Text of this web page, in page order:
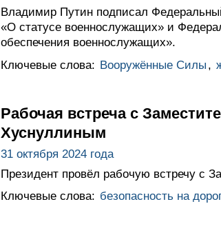
Владимир Путин подписал
«О статусе военнослужащих» и
обеспечения военнослужащих».
Ключевые слова: Вооружённые Силы ,
Рабочая встреча с
Хуснуллиным
31 октября 2024 года
Президент провёл рабочую встречу с
Ключевые слова: безопасность на